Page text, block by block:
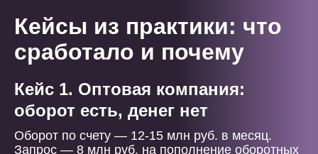
Кейсы из практики: что
сработало и почему
Кейс 1. Оптовая компания:
оборот есть, денег нет
Оборот по счету — 12-15 млн руб. в месяц.
Запрос — 8 млн руб. на пополнение оборотных